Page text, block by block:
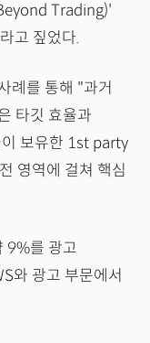
Trading)'
고 짚었다.
례를 통해 "과거
타깃 효율과
보유한 1st party
영역에 걸쳐 핵심
9%를 광고
와 광고 부문에서